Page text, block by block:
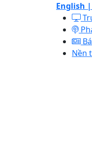
English |
Nền